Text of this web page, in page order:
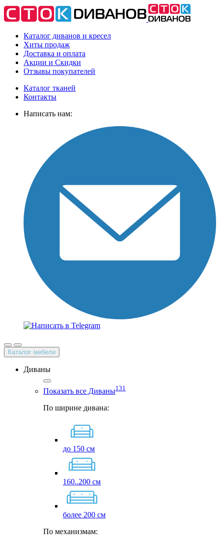
Каталог диванов и кресел
Хиты продаж
Доставка и оплата
Акции и Скидки
Отзывы покупателей
Каталог тканей
Контакты
Написать нам:
Каталог мебели
Диваны
Показать все Диваны131
По ширине дивана:
до 150 см
160..200 см
более 200 см
По механизмам: